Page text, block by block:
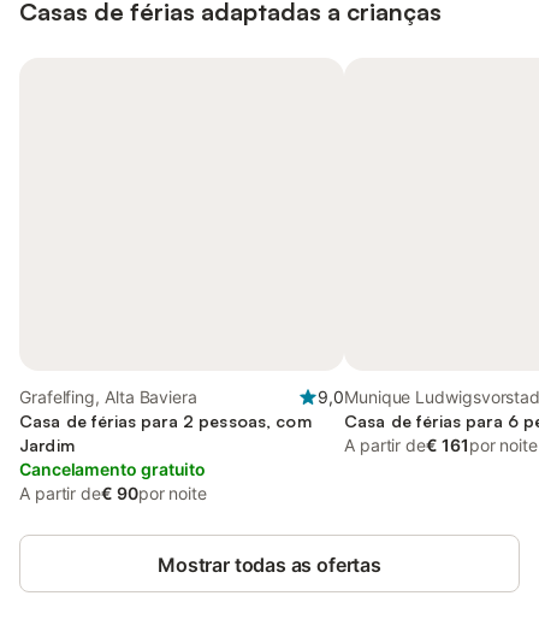
Casas de férias adaptadas a crianças
Grafelfing, Alta Baviera
9,0
Casa de férias para 2 pessoas, com
Jardim
Cancelamento gratuito
A partir de€ 90por noite
Munique
Casa de férias para 6
A partir de€ 161por noite
Mostrar todas as ofertas